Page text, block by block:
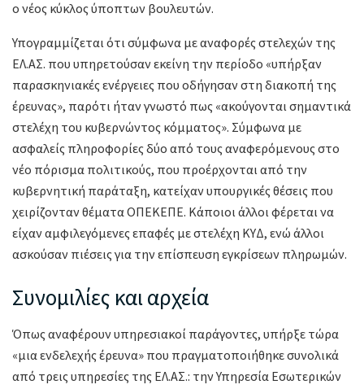
ο νέος κύκλος ύποπτων βουλευτών.
Υπογραμμίζεται ότι σύμφωνα με αναφορές στελεχών της
ΕΛ.ΑΣ. που υπηρετούσαν εκείνη την περίοδο «υπήρξαν
παρασκηνιακές ενέργειες που οδήγησαν στη διακοπή της
έρευνας», παρότι ήταν γνωστό πως «ακούγονται σημαντικά
στελέχη του κυβερνώντος κόμματος». Σύμφωνα με
ασφαλείς πληροφορίες δύο από τους αναφερόμενους στο
νέο πόρισμα πολιτικούς, που προέρχονται από την
κυβερνητική παράταξη, κατείχαν υπουργικές θέσεις που
χειρίζονταν θέματα ΟΠΕΚΕΠΕ. Κάποιοι άλλοι φέρεται να
είχαν αμφιλεγόμενες επαφές με στελέχη ΚΥΔ, ενώ άλλοι
ασκούσαν πιέσεις για την επίσπευση εγκρίσεων πληρωμών.
Συνομιλίες και αρχεία
Όπως αναφέρουν υπηρεσιακοί παράγοντες, υπήρξε τώρα
«μια ενδελεχής έρευνα» που πραγματοποιήθηκε συνολικά
από τρεις υπηρεσίες της ΕΛ.ΑΣ.: την Υπηρεσία Εσωτερικών